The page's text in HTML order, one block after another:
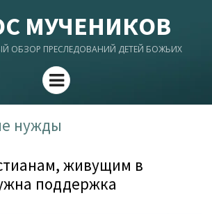
МУЧЕНИКОВ
ОБЗОР ПРЕСЛЕДОВАНИЙ ДЕТЕЙ БОЖЬИХ
Menu
нужды
живущим в
поддержка